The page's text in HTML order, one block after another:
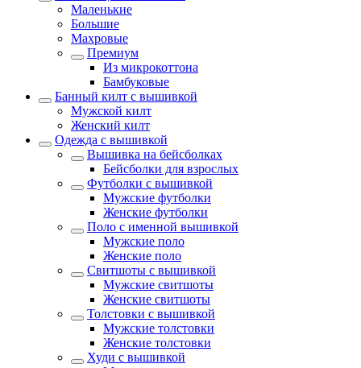
Маленькие
Большие
Махровые
Премиум
Из микрокоттона
Бамбуковые
Банный килт с вышивкой
Мужской килт
Женский килт
Одежда с вышивкой
Вышивка на бейсболках
Бейсболки для взрослых
Футболки с вышивкой
Мужские футболки
Женские футболки
Поло с именной вышивкой
Мужские поло
Женские поло
Свитшоты с вышивкой
Мужские свитшоты
Женские свитшоты
Толстовки с вышивкой
Мужские толстовки
Женские толстовки
Худи с вышивкой